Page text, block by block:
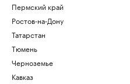
Пермский край
Ростов-на-Дону
Татарстан
Тюмень
Черноземье
Кавказ